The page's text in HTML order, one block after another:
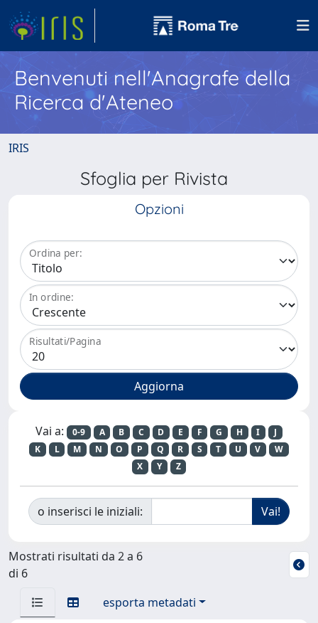
Benvenuti nell'Anagrafe della
Ricerca d'Ateneo
IRIS
Sfoglia per Rivista
Opzioni
Ordina per:
In ordine:
Risultati/Pagina
Vai a: 0-9 A B C D E F G H I
J
K
L M N O P Q R S T U V
W
X
Y Z
o inserisci le iniziali:
Mostrati risultati da 2 a 6
di 6
esporta metadati